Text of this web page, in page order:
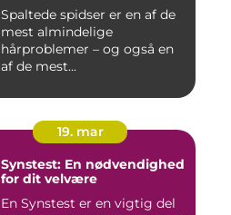
Spaltede spidser er en af de
mest almindelige
hårproblemer – og også en
af de mest...
19. mar
Synstest: En nødvendighed
for dit velvære
En Synstest er en vigtig del